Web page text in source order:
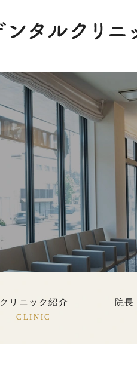
クリニック紹介
CLINIC
院長